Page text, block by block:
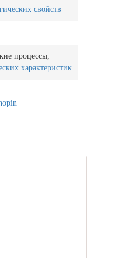
свойств
процессы,
характеристик